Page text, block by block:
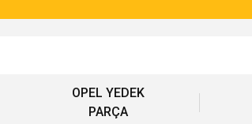
OPEL YEDEK
PARÇA